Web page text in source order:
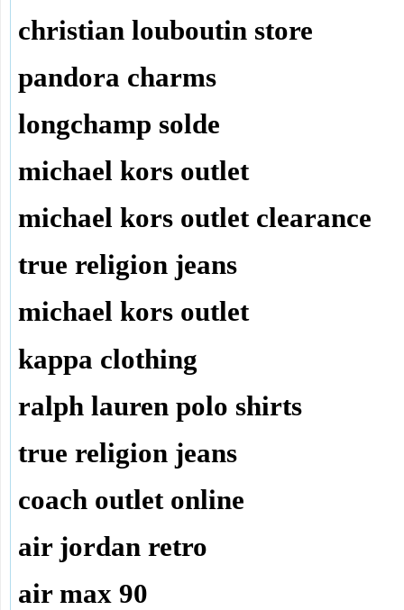
christian louboutin store
pandora charms
longchamp solde
michael kors outlet
michael kors outlet clearance
true religion jeans
michael kors outlet
kappa clothing
ralph lauren polo shirts
true religion jeans
coach outlet online
air jordan retro
air max 90